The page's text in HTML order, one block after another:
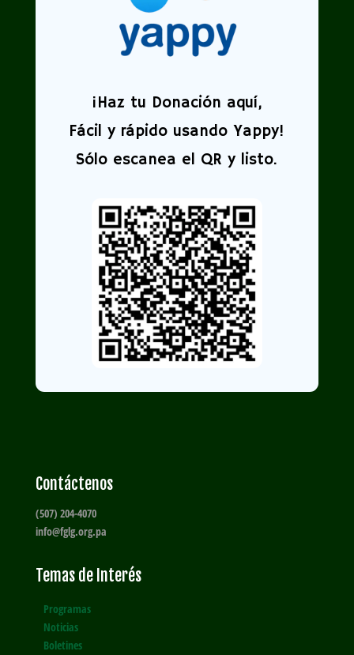
¡Haz tu Donación aquí,
Fácil y rápido usando Yappy!
Sólo escanea el QR y listo.
Contáctenos
(507) 204-4070
info@fglg.org.pa
Temas de Interés
Programas
Noticias
Boletines